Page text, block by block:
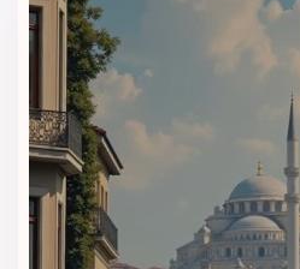
سطح اقامت پنج‌ستاره را کامل‌تر
و خانوادگی را به‌خوبی پوشش